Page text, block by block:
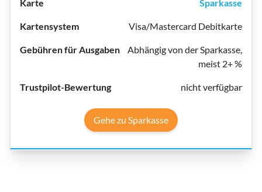
Sparkasse
Visa/Mastercard Debitkarte
Abhängig von der Sparkasse,
meist 2+ %
nicht verfügbar
Gehe zu Sparkasse